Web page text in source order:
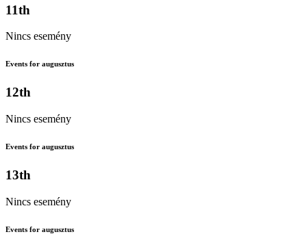
11th
Nincs esemény
Events for augusztus
12th
Nincs esemény
Events for augusztus
13th
Nincs esemény
Events for augusztus